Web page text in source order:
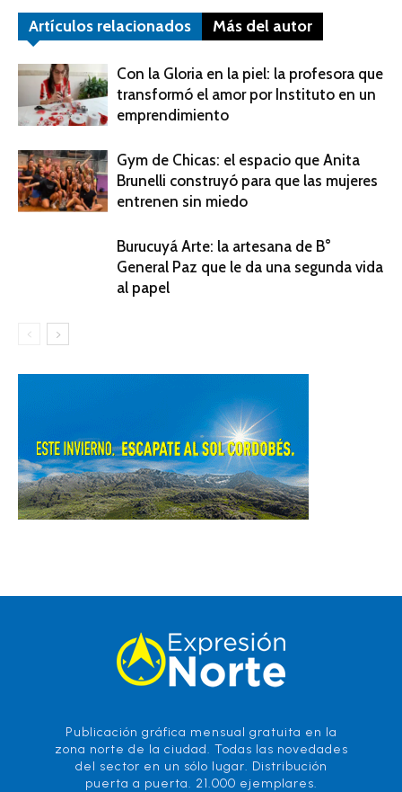
Artículos relacionados Más del autor
Con la Gloria en la piel: la profesora que
transformó el amor por Instituto en un
emprendimiento
Gym de Chicas: el espacio que Anita
Brunelli construyó para que las mujeres
entrenen sin miedo
Burucuyá Arte: la artesana de B°
General Paz que le da una segunda vida
al papel
Publicación gráfica mensual gratuita en la
zona norte de la ciudad. Todas las novedades
del sector en un sólo lugar. Distribución
puerta a puerta. 21.000 ejemplares.